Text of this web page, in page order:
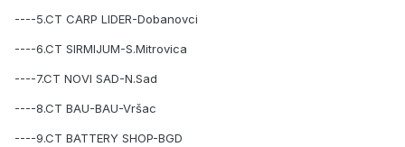
----5.CT CARP LIDER-Dobanovci
----6.CT SIRMIJUM-S.Mitrovica
----7.CT NOVI SAD-N.Sad
----8.CT BAU-BAU-Vršac
----9.CT BATTERY SHOP-BGD